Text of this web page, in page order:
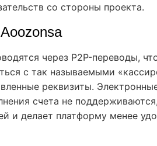
со стороны проекта.
через P2P-переводы,
с так называемыми
реквизиты.
счета не
и делает платформу менее